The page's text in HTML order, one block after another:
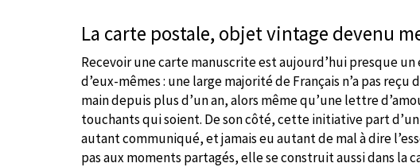
La carte postale, objet vintage devenu
Recevoir une carte manuscrite est aujourd’hui presque
d’eux-mêmes : une large majorité de Français n’a pas
main depuis plus d’un an, alors même qu’une lettre
touchants qui soient. De son côté, cette initiative part d’un
autant communiqué, et jamais eu autant de mal à dire
pas aux moments partagés, elle se construit aussi dans la